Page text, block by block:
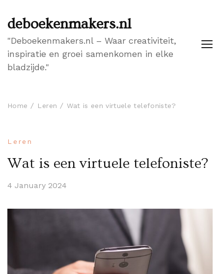
deboekenmakers.nl
"Deboekenmakers.nl – Waar creativiteit,
inspiratie en groei samenkomen in elke
bladzijde."
Home Leren Wat is een virtuele telefoniste?
Leren
Wat is een virtuele telefoniste?
4 January 2024